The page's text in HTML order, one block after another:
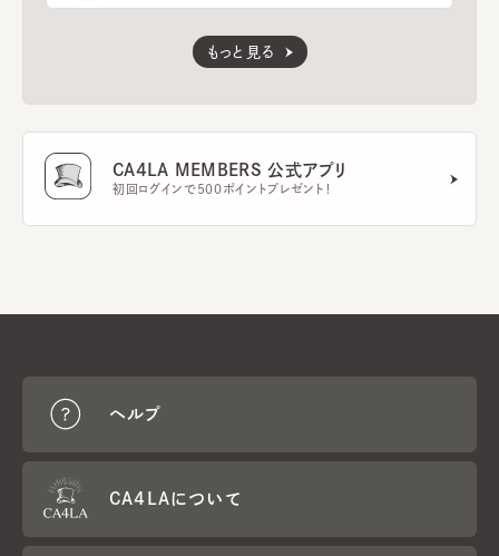
もっと見る
CA4LA MEMBERS 公式アプリ
初回ログインで500ポイントプレゼント！
ヘルプ
CA4LAについて